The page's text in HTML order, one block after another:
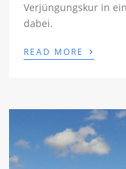
Verjüngungskur in
dabei.
READ MORE ›